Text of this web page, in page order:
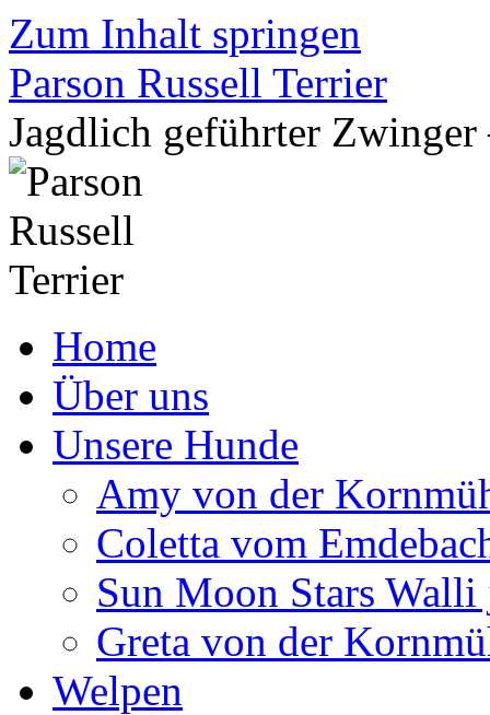
Zum Inhalt springen
Parson Russell Terrier
Jagdlich geführter
Home
Über uns
Unsere Hunde
Amy von der
Coletta vom
Sun Moon Stars
Greta von der
Welpen